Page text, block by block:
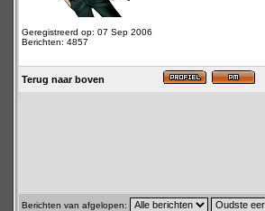
Geregistreerd op: 07 Sep 2006
Berichten: 4857
Terug naar boven
Berichten van afgelopen: